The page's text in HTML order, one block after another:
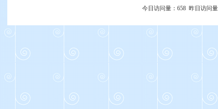
今日访问量： 658 昨日访问